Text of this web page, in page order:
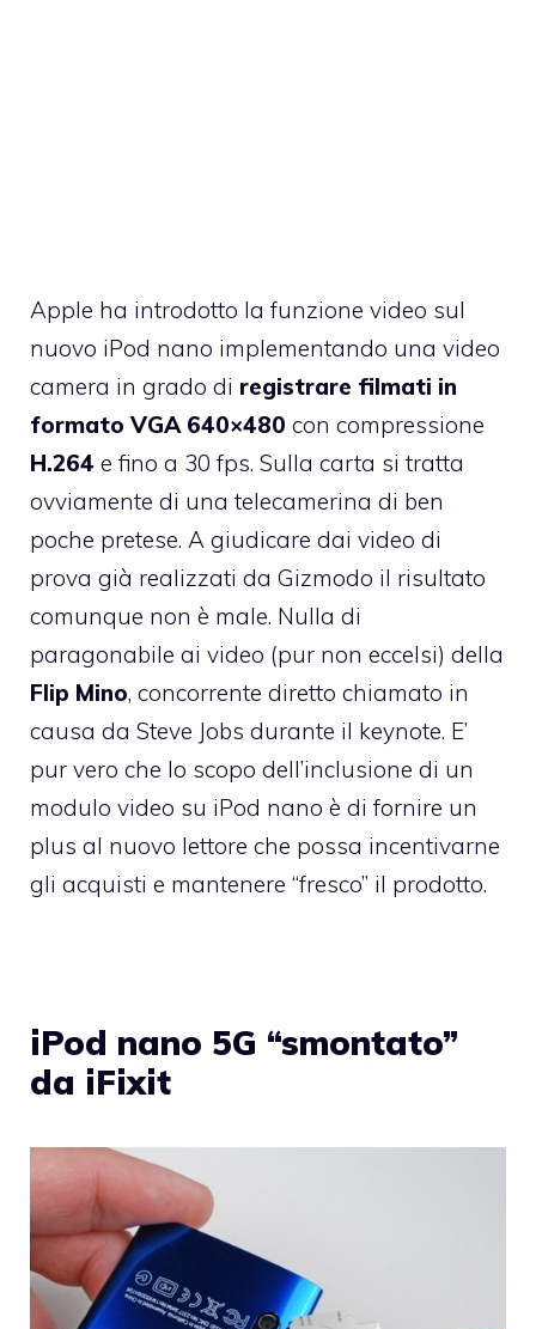
Apple ha introdotto la funzione video sul
nuovo iPod nano implementando una video
camera in grado di registrare filmati in
formato VGA 640×480 con compressione
H.264 e fino a 30 fps. Sulla carta si tratta
ovviamente di una telecamerina di ben
poche pretese. A giudicare dai video di
prova già realizzati da Gizmodo il risultato
comunque non è male. Nulla di
paragonabile ai video (pur non eccelsi) della
Flip Mino, concorrente diretto chiamato in
causa da Steve Jobs durante il keynote. E’
pur vero che lo scopo dell’inclusione di un
modulo video su iPod nano è di fornire un
plus al nuovo lettore che possa incentivarne
gli acquisti e mantenere “fresco” il prodotto.
iPod nano 5G “smontato”
da iFixit